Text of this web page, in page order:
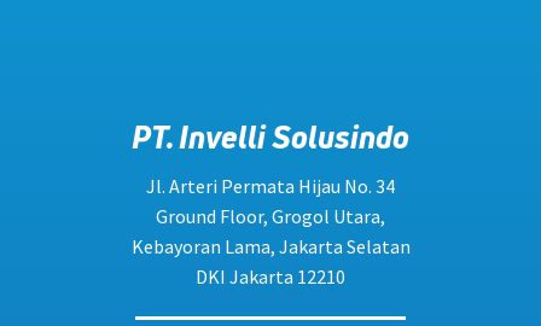
PT. Invelli Solusindo
Jl. Arteri Permata Hijau No. 34
Ground Floor, Grogol Utara,
Kebayoran Lama, Jakarta Selatan
DKI Jakarta 12210